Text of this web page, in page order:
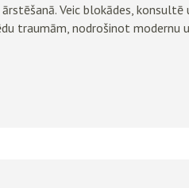
Veic blokādes,
traumām, nodrošinot modernu